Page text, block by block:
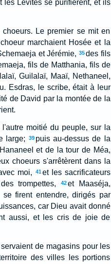
les Lévites se purifièrent, et ils
Le premier se mit en
marchaient Hosée et la
et Jérémie, 35des fils
fils de Matthania, fils de
Guilalaï, Maaï, Nethaneel,
Esdras, le scribe, était à leur
de David par la montée de la
moitié du peuple, sur la
large;
39 puis au-dessus de la
et de la tour de Méa,
choeurs s'arrêtèrent dans la
moi,
41et les sacrificateurs
trompettes,
42et Maaséja,
firent entendre, dirigés par
car Dieu avait donné
aussi, et les cris de joie de
de magasins pour les
des villes les portions